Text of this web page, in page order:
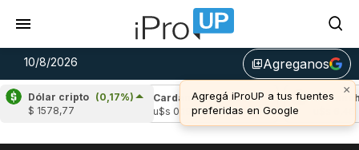
10/8/2026 library_addAgreganos
×
Agregá iProUP a tus fuentes
preferidas en Google
Dólar cripto (0,17%)
$ 1578,77
(-2,18%)
Cardano
(-2,24%)
u$s 0,19
Avalanche
u$s 6,46